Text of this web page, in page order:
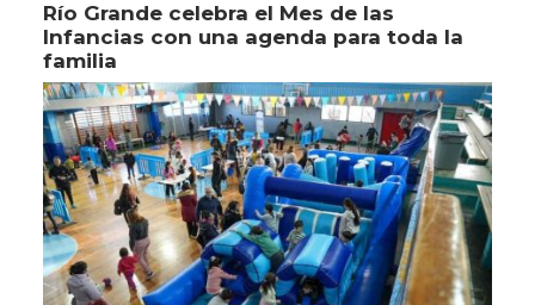
Río Grande celebra el Mes de las
Infancias con una agenda para toda la
familia